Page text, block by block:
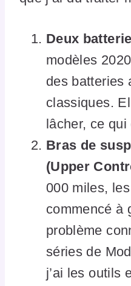
Deux
modèles
des batteries
classiques.
lâcher, ce
Bras de
(Upper
000 miles,
commencé
problème
séries de
j’ai les outils